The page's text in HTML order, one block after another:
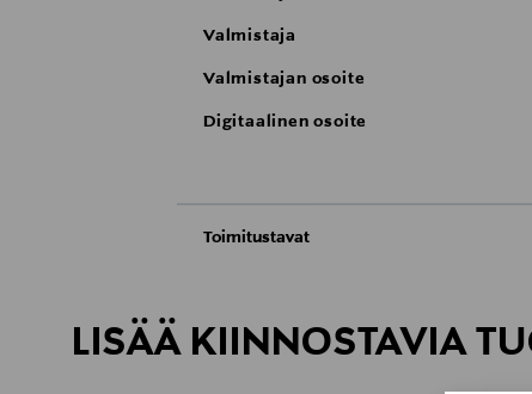
Valmistaja
Valmistajan osoite
Digitaalinen osoite
Toimitustavat
Kotiinkuljetus
LISÄÄ KIINNOSTAVIA